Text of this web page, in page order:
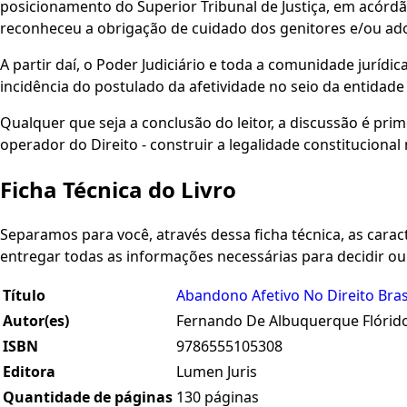
posicionamento do Superior Tribunal de Justiça, em
reconheceu a obrigação de cuidado dos genitores e/ou
A partir daí, o Poder Judiciário e toda a comunidade
incidência do postulado da afetividade no seio da
Qualquer que seja a conclusão do leitor, a discussão é
operador do Direito - construir a legalidade constitucional
Ficha Técnica do Livro
Separamos para você, através dessa ficha técnica, as
entregar todas as informações necessárias para decidir
Título
Abandono Afetivo No Direito
Autor(es)
Fernando De Albuquerque
ISBN
9786555105308
Editora
Lumen Juris
Quantidade de páginas 130 páginas